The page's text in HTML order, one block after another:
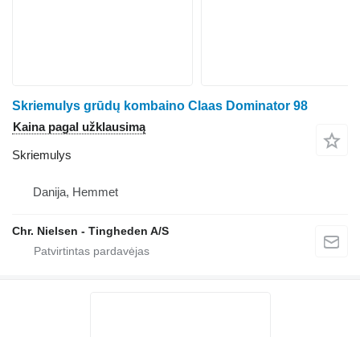
Skriemulys grūdų kombaino Claas Dominator 98
Kaina pagal užklausimą
Skriemulys
Danija, Hemmet
Chr. Nielsen - Tingheden A/S